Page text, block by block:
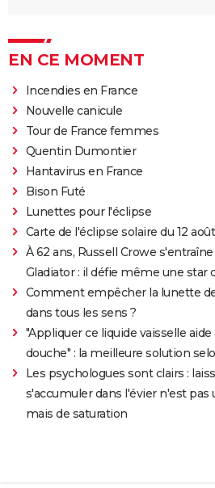
EN CE MOMENT
Incendies en France
Nouvelle canicule
Tour de France femmes
Quentin Dumontier
Hantavirus en France
Bison Futé
Lunettes pour l'éclipse
Carte de l'éclipse solaire du 12 août
À 62 ans, Russell Crowe
Gladiator : il défie même une star
Comment empêcher la lunette
dans tous les sens ?
"Appliquer ce liquide vaisselle
douche" : la meilleure solution
Les psychologues sont clairs :
s'accumuler dans l'évier n'est pas
mais de saturation